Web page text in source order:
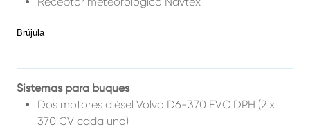
Brújula
Sistemas para buques
Dos motores diésel Volvo D6-370 EVC DPH (2 x
370 CV cada uno)